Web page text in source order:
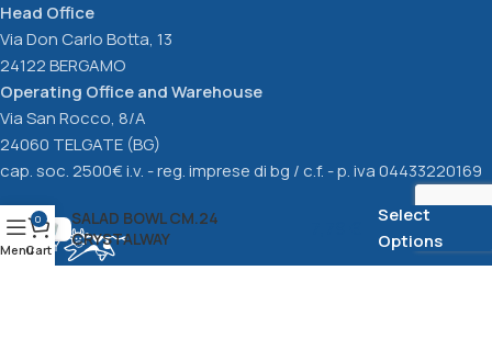
Head Office
Via Don Carlo Botta, 13
24122 BERGAMO
Operating Office and Warehouse
Via San Rocco, 8/A
24060 TELGATE (BG)
cap. soc. 2500€ i.v. - reg. imprese di bg / c.f. - p. iva 04433220169
SALAD BOWL CM.24
CRYSTALWAY
Select
Options
Menu
0
Cart